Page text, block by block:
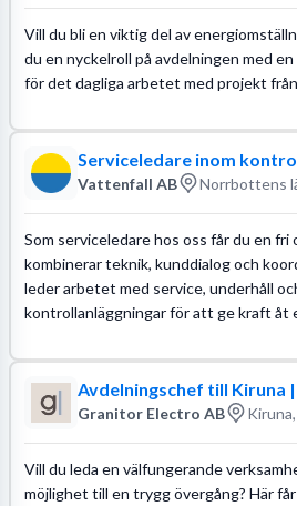
Vill du bli en viktig del av
du en nyckelroll på avdelningen med
för det dagliga arbetet med projekt
Serviceledare inom
Vattenfall AB Norrbottens
Som serviceledare hos oss får du en fri
kombinerar teknik, kunddialog och
leder arbetet med service, underhåll
kontrollanläggningar för att ge kraft åt
Avdelningschef till Kiruna
Granitor Electro AB
Vill du leda en välfungerande
möjlighet till en trygg övergång? Här